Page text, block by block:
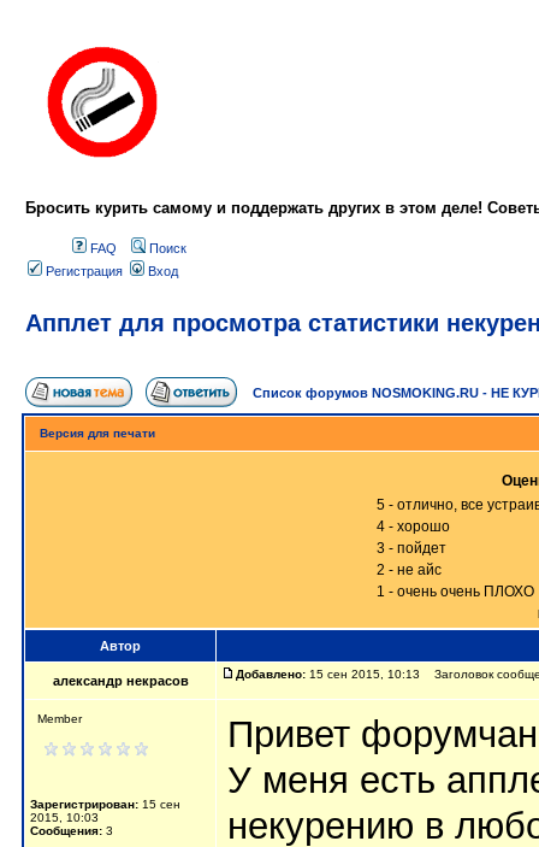
Бросить курить самому и поддержать других в этом деле!
FAQ
Поиск
Регистрация
Вход
Апплет для просмотра статистики
Список форумов NOSMOKING.RU - НЕ
Версия для печати
5 - отлично, все
4 - хорошо
3 - пойдет
2 - не айс
1 - очень очень ПЛОХО
Автор
александр некрасов Добавлено: 15 сен 2015, 10:13 Заголовок
Member
Зарегистрирован: 15 сен
2015, 10:03
Сообщения: 3
Привет
У меня есть
некурению в